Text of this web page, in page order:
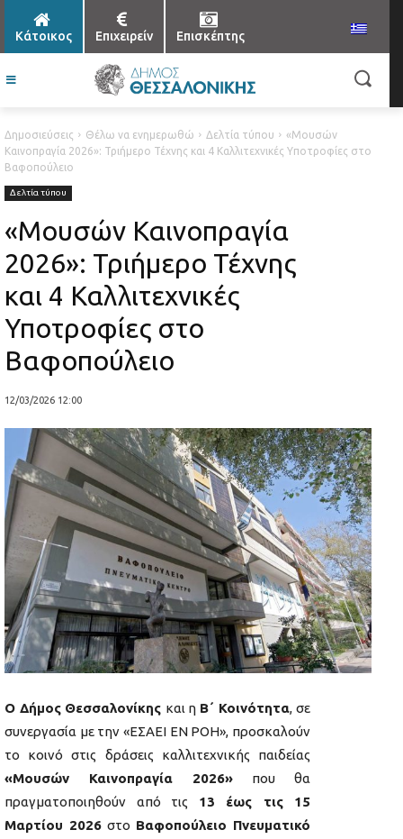
Κάτοικος Επιχειρείν Επισκέπτης
Δημοσιεύσεις Θέλω να ενημερωθώ Δελτία τύπου
«Μουσών
Καινοπραγία 2026»: Τριήμερο Τέχνης και 4 Καλλιτεχνικές Υποτροφίες στο
Βαφοπούλειο
Δελτία τύπου
«Μουσών Καινοπραγία
2026»: Τριήμερο Τέχνης
και 4 Καλλιτεχνικές
Υποτροφίες στο
Βαφοπούλειο
12/03/2026 12:00
Ο Δήμος Θεσσαλονίκης και η Β΄ Κοινότητα, σε
συνεργασία με την «ΕΣΑΕΙ ΕΝ ΡΟΗ», προσκαλούν
το κοινό στις δράσεις καλλιτεχνικής παιδείας
«Μουσών Καινοπραγία 2026» που θα
πραγματοποιηθούν από τις 13 έως τις 15
Μαρτίου 2026 στο Βαφοπούλειο Πνευματικό